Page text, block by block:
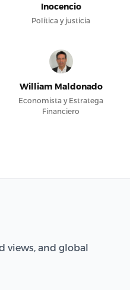
Inocencio
Política y justicia
William Maldonado
Economista y Estratega
Financiero
views, and global